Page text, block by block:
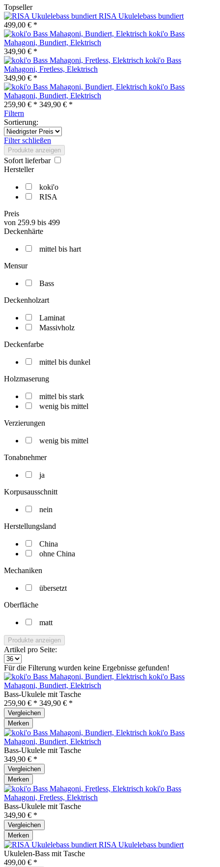
Topseller
RISA Ukulelebass bundiert
499,00 € *
koki'o Bass
Mahagoni, Bundiert, Elektrisch
349,90 € *
koki'o Bass
Mahagoni, Fretless, Elektrisch
349,90 € *
koki'o Bass
Mahagoni, Bundiert, Elektrisch
259,90 € * 349,90 € *
Filtern
Sortierung:
Filter schließen
Produkte anzeigen
Sofort lieferbar
Hersteller
koki'o
RISA
Preis
von 259.9 bis 499
Deckenhärte
mittel bis hart
Mensur
Bass
Deckenholzart
Laminat
Massivholz
Deckenfarbe
mittel bis dunkel
Holzmaserung
mittel bis stark
wenig bis mittel
Verzierungen
wenig bis mittel
Tonabnehmer
ja
Korpusausschnitt
nein
Herstellungsland
China
ohne China
Mechaniken
übersetzt
Oberfläche
matt
Produkte anzeigen
Artikel pro Seite:
Für die Filterung wurden keine Ergebnisse gefunden!
koki'o Bass
Mahagoni, Bundiert, Elektrisch
Bass-Ukulele mit Tasche
259,90 € * 349,90 € *
Vergleichen
Merken
koki'o Bass
Mahagoni, Bundiert, Elektrisch
Bass-Ukulele mit Tasche
349,90 € *
Vergleichen
Merken
koki'o Bass
Mahagoni, Fretless, Elektrisch
Bass-Ukulele mit Tasche
349,90 € *
Vergleichen
Merken
RISA Ukulelebass bundiert
Ukulelen-Bass mit Tasche
499,00 € *